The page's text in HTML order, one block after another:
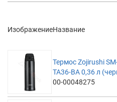
ИзображениеНазвание
Термос Zojirushi
TA36-BA 0,36 л
00-00048275